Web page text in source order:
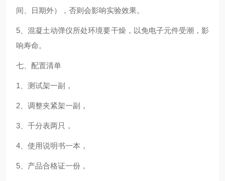
间、日期外），否则会影响实验效果。
5 、混凝土动弹仪所处环境要干燥，以免电子元件受潮，影
响寿命。
七、配置清单
1 、测试架一副，
2 、调整夹紧架一副，
3 、千分表两只，
4 、使用说明书一本，
5 、产品合格证一份，